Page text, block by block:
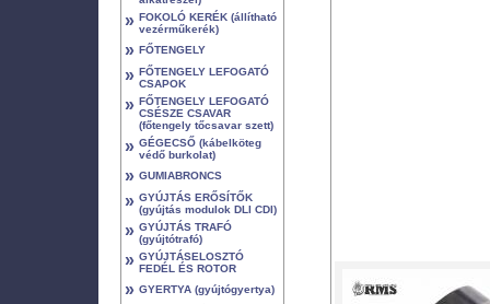
» FOKOLÓ KERÉK (állítható
vezérműkerék)
» FŐTENGELY
» FŐTENGELY LEFOGATÓ
CSAPOK
» FŐTENGELY LEFOGATÓ
CSÉSZE CSAVAR
(főtengely tőcsavar szett)
» GÉGECSŐ (kábelköteg
védő burkolat)
» GUMIABRONCS
» GYÚJTÁS ERŐSÍTŐK
(gyújtás modulok DLI CDI)
» GYÚJTÁS TRAFÓ
(gyújtótrafó)
» GYÚJTÁSELOSZTÓ
FEDÉL ÉS ROTOR
» GYERTYA (gyújtógyertya)